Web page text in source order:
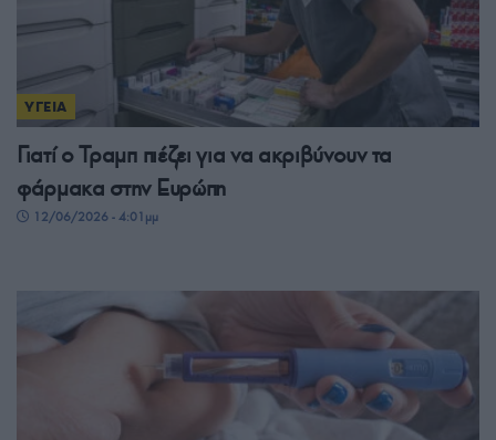
ΥΓΕΙΑ
Γιατί ο Τραμπ πιέζει για να ακριβύνουν τα
φάρμακα στην Ευρώπη
12/06/2026 - 4:01μμ